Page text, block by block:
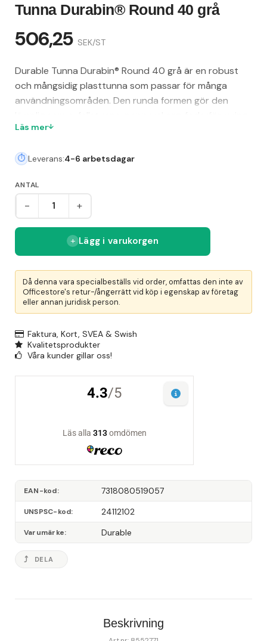
Tunna Durabin® Round 40 grå
506,25 SEK/ST
Durable Tunna Durabin® Round 40 grå är en robust
och mångsidig plasttunna som passar för många
användningsområden. Den runda formen gör den
eller som korg för upphittade kläder. Praktiska
tömma. Durable erbjuder en slitstark och flexibel
offentliga miljöer och privat bruk.
Läs mer
Leverans:4-6 arbetsdagar
ANTAL
- +
Lägg i varukorgen
Då denna vara specialbeställs vid order, omfattas den inte av
Officestore's retur-/ångerrätt vid köp i egenskap av företag
eller annan juridisk person.
Faktura, Kort, SVEA & Swish
Kvalitetsprodukter
Våra kunder gillar oss!
EAN-kod 7318080519057
UNSPSC-kod 24112102
Varumärke Durable
DELA
Beskrivning